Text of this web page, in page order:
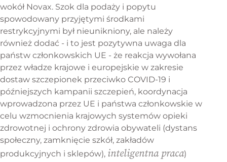
wokół Novax. Szok dla podaży i popytu
spowodowany przyjętymi środkami
restrykcyjnymi był nieunikniony, ale należy
również dodać - i to jest pozytywna uwaga dla
państw członkowskich UE - że reakcja wywołana
przez władze krajowe i europejskie w zakresie
dostaw szczepionek przeciwko COVID-19 i
późniejszych kampanii szczepień, koordynacja
wprowadzona przez UE i państwa członkowskie w
celu wzmocnienia krajowych systemów opieki
zdrowotnej i ochrony zdrowia obywateli (dystans
społeczny, zamknięcie szkół, zakładów
produkcyjnych i sklepów), inteligentna praca)